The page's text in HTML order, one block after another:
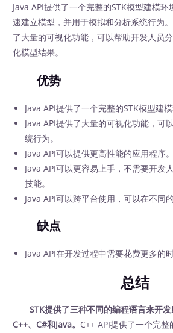
Java API提供了一个完整的STK模型建模
速建立模型，并用于模拟和分析系统行为
了大量的可视化功能，可以帮助开发人员
化模型结果。
优势
Java API提供了一个完整的STK模型建模
Java API提供了大量的可视化功能，可
统行为。
Java API可以提供更高性能的应用程序。
Java API可以更容易上手，不需要开发
技能。
Java API可以跨平台使用，可以在不同
缺点
Java API在开发过程中需要花费更多的
总结
STK提供了三种不同的编程语言来开
C++、C#和Java。 C++ API提供了一个完整